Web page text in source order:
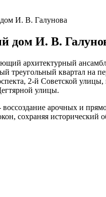
дом И. В.
архитектурный
треугольный квартал на
2‑й Советской улицы,
улицы.
воссоздание арочных и
сохраняя исторический